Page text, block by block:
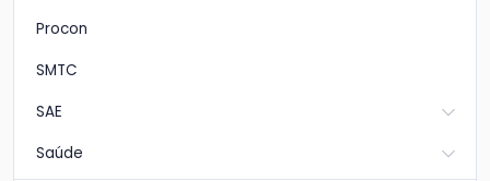
Procon
SMTC
SAE
Saúde